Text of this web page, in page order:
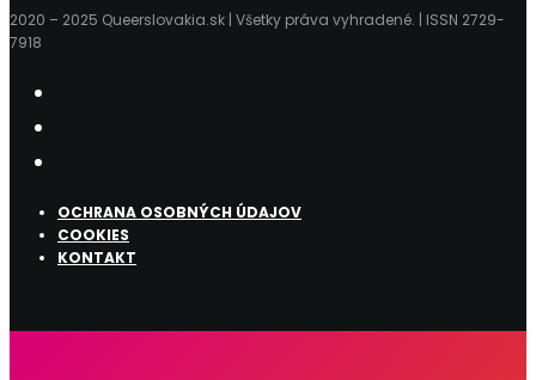
2020 – 2025 Queerslovakia.sk | Všetky práva vyhradené. | ISSN 2729-
7918
OCHRANA OSOBNÝCH ÚDAJOV
COOKIES
KONTAKT